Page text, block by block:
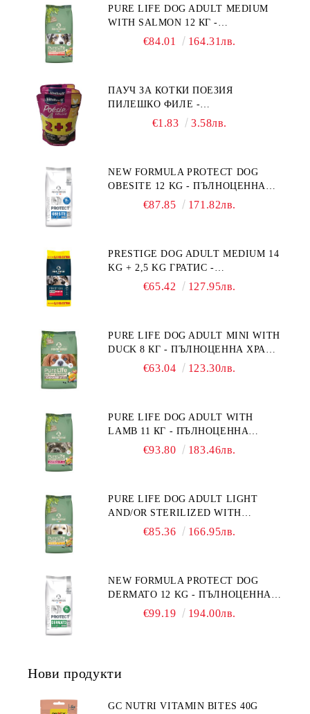
PURE LIFE DOG ADULT MEDIUM
WITH SALMON 12 КГ -
ПЪЛНОЦЕННА ХРАНА ЗА
БЕЗ ЗЪРНО, БЕЗ ГЛУТЕН.
ПРОИЗВЕДЕНА ВЪВ ФРАНЦИЯ.
€84.01 164.31лв.
ПАУЧ ЗА КОТКИ ПОЕЗИЯ
ПИЛЕШКО ФИЛЕ -
ПРОМОКОМПЛЕКТ 3 БР.
€1.83 3.58лв.
NEW FORMULA PROTECT DOG
OBESITE 12 KG - ПЪЛНОЦЕННА
ДИЕТИЧНА ХРАНА ЗА КУЧЕТА
"РЕГУЛИРАНЕ НА ВНОСА НА
ГЛЮКОЗА (DIABETES MELLITUS)."
€87.85 171.82лв.
PRESTIGE DOG ADULT MEDIUM 14
KG + 2,5 KG ГРАТИС -
ПЪЛНОЦЕННА ХРАНА ЗА
€65.42 127.95лв.
PURE LIFE DOG ADULT MINI WITH
DUCK 8 КГ - ПЪЛНОЦЕННА ХРАНА
ЗА ПОРАСНАЛИ КУЧЕТА ОТ
ГЛУТЕН. ПРОИЗВЕДЕНА ВЪВ
ФРАНЦИЯ.
€63.04 123.30лв.
PURE LIFE DOG ADULT WITH
LAMB 11 КГ - ПЪЛНОЦЕННА
ХРАНА ЗА ПОРАСНАЛИ КУЧЕТА С
НАД 1 ГОДИНА. БЕЗ ЗЪРНО, БЕЗ
ГЛУТЕН. ПРОИЗВЕДЕНА ВЪВ
ФРАНЦИЯ.
€93.80 183.46лв.
PURE LIFE DOG ADULT LIGHT
AND/OR STERILIZED WITH
CHICKEN 12 КГ - ПЪЛНОЦЕННА
КАСТРИРАНИ КУЧЕТА ОТ ВСИЧКИ
ПОРОДИ НА ВЪЗРАСТ НАД 1
ГОДИНА, С ПИЛЕ. БЕЗ ЗЪРНО, БЕЗ
€85.36 166.95лв.
NEW FORMULA PROTECT DOG
DERMATO 12 KG - ПЪЛНОЦЕННА
ДИЕТИЧНА ХРАНА ЗА КУЧЕТА
ЗАГУБА НА КОЗИНА".
НЕПОНОСИМОСТТА КЪМ НЯКОИ
€99.19 194.00лв.
Нови продукти
GC NUTRI VITAMIN BITES 40G